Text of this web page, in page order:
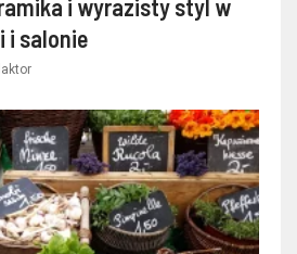
i wyrazisty styl w
i salonie